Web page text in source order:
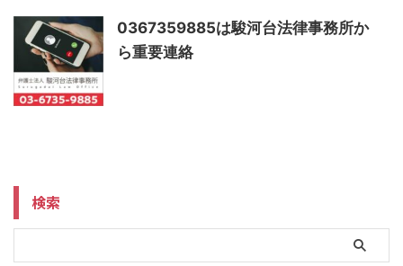
0367359885は駿河台法律事務所か
ら重要連絡
検索